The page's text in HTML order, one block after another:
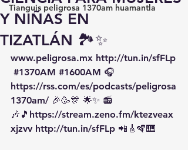
Tianguis peligrosa 1370am huamantla
Y NIÑAS EN
TIZATLÁN 🏞️✨
www.peligrosa.mx http://tun.in/sfFLp
#1370AM #1600AM 🎧
https://rss.com/es/podcasts/peligrosa
1370am/ 🎉🥳🎊 🌟✨ 📻
🎶🎵 https://stream.zeno.fm/ktezveax
xjzvv http://tun.in/sfFLp 📲🎸🪇🎹